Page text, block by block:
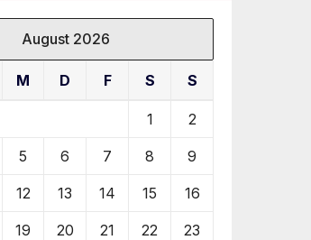
August 2026
M D F S S
1 2
5 6 7 8 9
12 13 14 15 16
19 20 21 22 23